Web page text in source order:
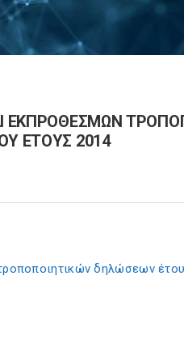
ΕΚΠΡΟΘΕΣΜΩΝ
ΕΤΟΥΣ 2014
δηλώσεων